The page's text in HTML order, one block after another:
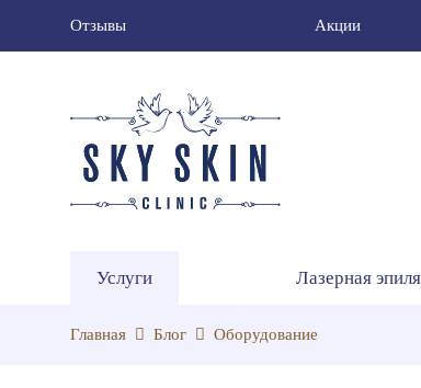
Отзывы Акции
Услуги Лазерная
Главная Блог Оборудование